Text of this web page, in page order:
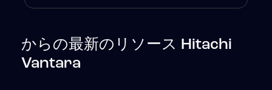
からの最新のリソース Hitachi
Vantara